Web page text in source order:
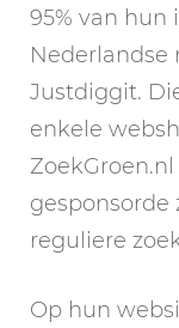
95% van hun
Nederlandse
Justdiggit.
enkele
gesponsorde
reguliere
Op hun